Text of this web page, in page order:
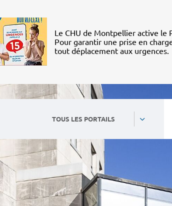
Le CHU de Montpellier active le
Pour garantir une prise en
tout déplacement aux urgences.
TOUS LES PORTAILS